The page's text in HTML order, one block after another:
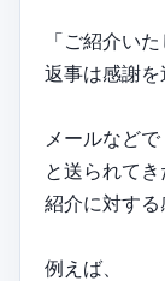
「ご紹介い
返事は感謝を
メールなど
と送られてき
紹介に対する
例えば、